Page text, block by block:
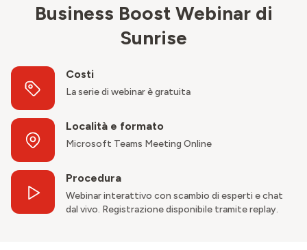
Business Boost Webinar di
Sunrise
Costi
La serie di webinar è gratuita
Località e formato
Microsoft Teams Meeting Online
Procedura
Webinar interattivo con scambio di esperti e chat
dal vivo. Registrazione disponibile tramite replay.